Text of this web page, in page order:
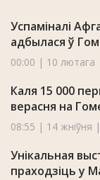
Успаміналі
адбылася ў
00:00 | 10 лютага
Каля 15 000
верасня на
08:55 | 14 жніўня
Унікальная
праходзіць у